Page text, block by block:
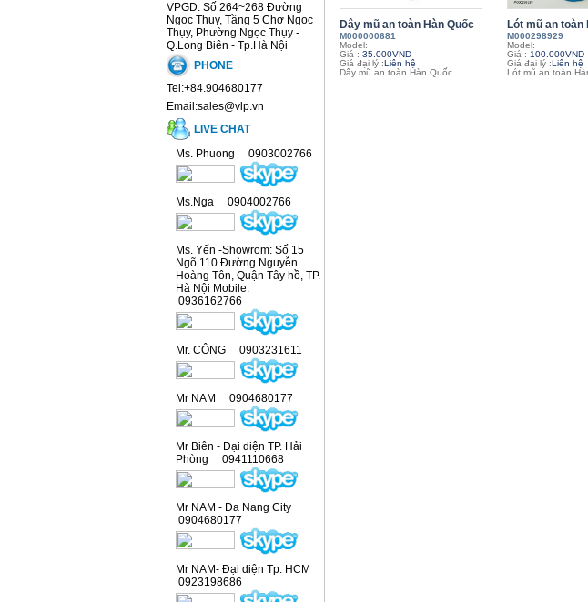
VPGD: Số 264~268 Đường
Ngọc Thụy, Tầng 5 Chợ Ngọc
Thụy, Phường Ngọc Thụy -
Q.Long Biên - Tp.Hà Nội
PHONE
Tel:+84.904680177
Email:sales@vlp.vn
LIVE CHAT
Ms. Phuong 0903002766
Ms.Nga 0904002766
Ms. Yến -Showrom: Số 15
Ngõ 110 Đường Nguyễn
Hoàng Tôn, Quận Tây hồ, TP.
Hà Nội Mobile:
0936162766
Mr. CÔNG 0903231611
Mr NAM 0904680177
Mr Biên - Đại diện TP. Hải
Phòng 0941110668
Mr NAM - Da Nang City
0904680177
Mr NAM- Đại diện Tp. HCM
0923198686
Dây mũ an toàn Hàn Quốc
M000000681
Model:
Giá : 35.000VND
Giá đại lý :Liên hệ
Dây mũ an toàn Hàn Quốc
Lót mũ an toàn
M000298929
Model:
Giá : 100.000VND
Giá đại lý :Liên hệ
Lót mũ an toàn